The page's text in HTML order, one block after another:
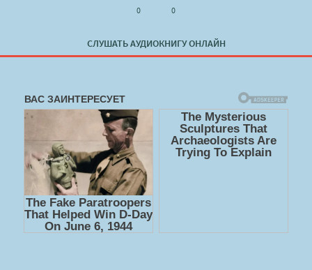
СЛУШАТЬ АУДИОКНИГУ ОНЛАЙН
0 0